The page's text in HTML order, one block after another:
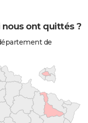
nous ont quittés ?
de